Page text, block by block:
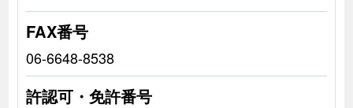
FAX番号
06-6648-8538
許認可・免許番号